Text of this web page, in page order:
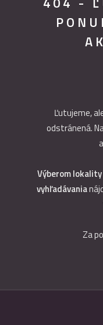
Ľutujeme,
odstránená.
Výberom
vyhľadávania
Za